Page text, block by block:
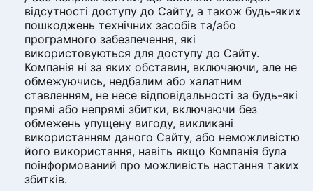
відсутності доступу до Сайту, а також будь-яких
пошкоджень технічних засобів та/або
програмного забезпечення, які
використовуються для доступу до Сайту.
Компанія ні за яких обставин, включаючи, але не
обмежуючись, недбалим або халатним
ставленням, не несе відповідальності за будь-які
прямі або непрямі збитки, включаючи без
обмежень упущену вигоду, викликані
використанням даного Сайту, або неможливістю
його використання, навіть якщо Компанія була
поінформований про можливість настання таких
збитків.